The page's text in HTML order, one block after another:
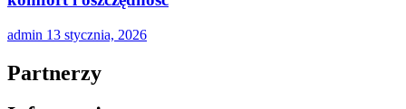
admin 13 stycznia, 2026
Partnerzy